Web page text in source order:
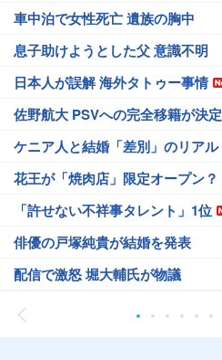
車中泊で女性死亡 遺族の胸中
息子助けようとした父 意識不明
日本人が誤解 海外タトゥー事情
佐野航大 PSVへの完全移籍が決定
ケニア人と結婚「差別」のリアル
花王が「焼肉店」限定オープン？
「許せない不祥事タレント」1位
俳優の戸塚純貴が結婚を発表
配信で激怒 堀大輔氏が物議